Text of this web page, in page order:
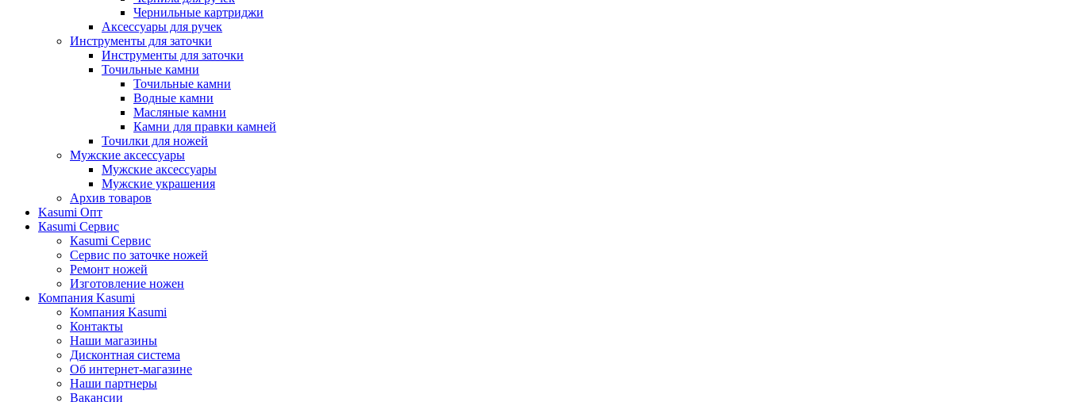
Чернильные картриджи
Аксессуары для ручек
Инструменты для заточки
Инструменты для заточки
Точильные камни
Точильные камни
Водные камни
Масляные камни
Камни для правки камней
Точилки для ножей
Мужские аксессуары
Мужские аксессуары
Мужские украшения
Архив товаров
Kasumi Опт
Кasumi Сервис
Кasumi Сервис
Сервис по заточке ножей
Ремонт ножей
Изготовление ножен
Компания Kasumi
Компания Kasumi
Контакты
Наши магазины
Дисконтная система
Об интернет-магазине
Наши партнеры
Вакансии